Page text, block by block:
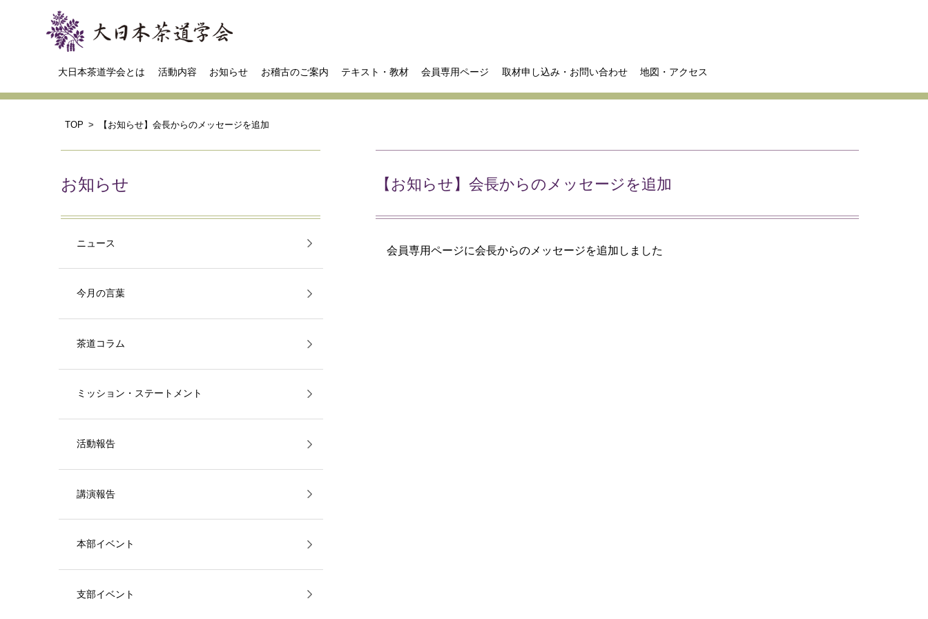
大日本茶道学会とは 活動内容 お知らせ お稽古のご案内 テキスト・教材 会員専用ページ 取材申し込み・お問い合わせ 地図・アクセス
TOP 【お知らせ】会長からのメッセージを追加
お知らせ
ニュース
今月の言葉
茶道コラム
ミッション・ステートメント
活動報告
講演報告
本部イベント
支部イベント
【お知らせ】会長からのメッセージを追加
会員専用ページに会長からのメッセージを追加しました